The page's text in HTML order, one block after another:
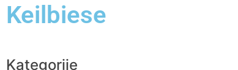
Keilbiese
Kategorije